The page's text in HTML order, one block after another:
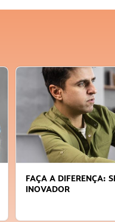
FAÇA A DIFERENÇA:
INOVADOR